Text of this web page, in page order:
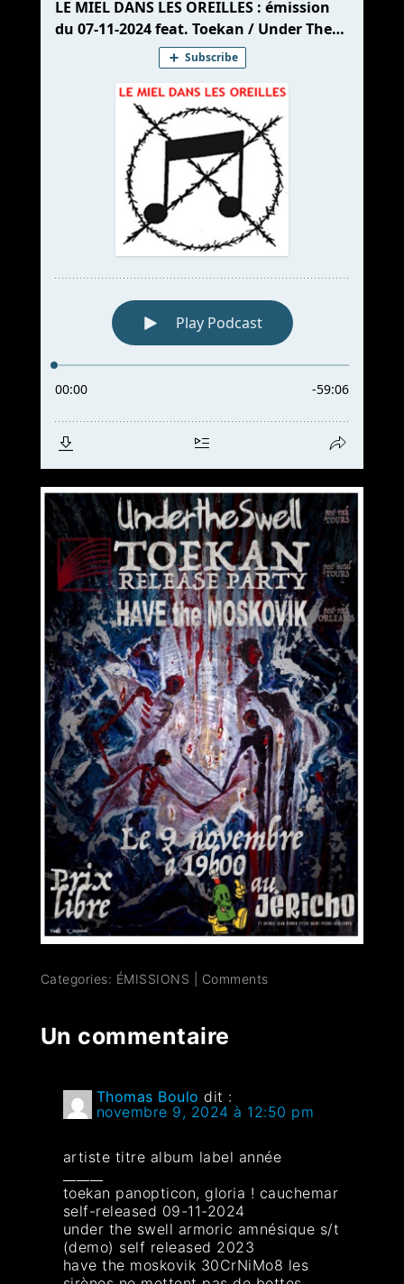
Categories: ÉMISSIONS Comments
Un commentaire
Thomas Boulo dit :
novembre 9, 2024 à 12:50 pm
artiste titre album label année
toekan panopticon, gloria ! cauchemar
self-released 09-11-2024
under the swell armoric amnésique s/t
(demo) self released 2023
have the moskovik 30CrNiMo8 les